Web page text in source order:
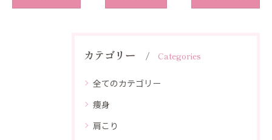
カテゴリー Categories
全てのカテゴリー
痩身
肩こり